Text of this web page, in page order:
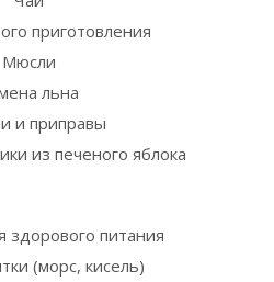
приготовления
Мюсли
льна
и приправы
из печеного яблока
здорового питания
(морс, кисель)